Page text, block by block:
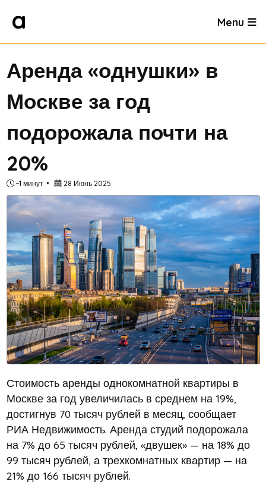
Menu ☰
Аренда «однушки» в
Москве за год
подорожала почти на
20%
~1 минут 28 Июнь 2025
Стоимость аренды однокомнатной квартиры в
Москве за год увеличилась в среднем на 19%,
достигнув 70 тысяч рублей в месяц, сообщает
РИА Недвижимость. Аренда студий подорожала
на 7% до 65 тысяч рублей, «двушек» — на 18% до
99 тысяч рублей, а трехкомнатных квартир — на
21% до 166 тысяч рублей.